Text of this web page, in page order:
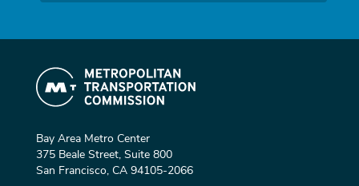
Bay Area Metro Center
375 Beale Street, Suite 800
San Francisco, CA 94105-2066